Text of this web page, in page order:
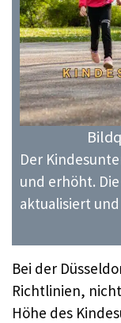
Der
und erhöht.
aktualisiert
Bei der
Richtlinien,
Höhe des